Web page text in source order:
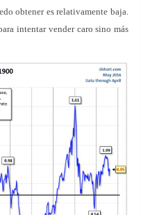
obtener es relativamente baja.
intentar vender caro sino más